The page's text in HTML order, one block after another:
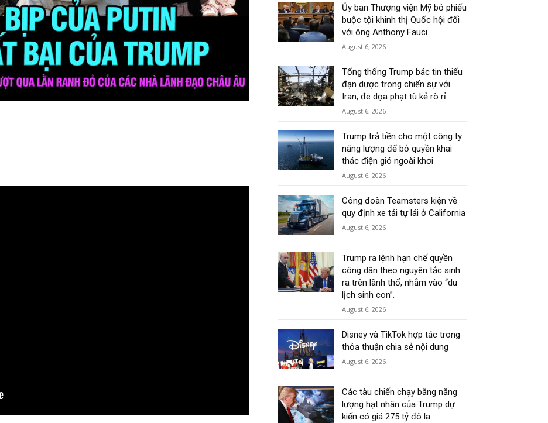
Ủy ban Thượng viện Mỹ bỏ phiếu
buộc tội khinh thị Quốc hội đối
với ông Anthony Fauci
August 6, 2026
Tổng thống Trump bác tin thiếu
đạn dược trong chiến sự với
Iran, đe dọa phạt tù kẻ rò rỉ
August 6, 2026
Trump trả tiền cho một công ty
năng lượng để bỏ quyền khai
thác điện gió ngoài khơi
August 6, 2026
Công đoàn Teamsters kiện về
quy định xe tải tự lái ở California
August 6, 2026
Trump ra lệnh hạn chế quyền
công dân theo nguyên tắc sinh
ra trên lãnh thổ, nhắm vào “du
lịch sinh con”.
August 6, 2026
Disney và TikTok hợp tác trong
thỏa thuận chia sẻ nội dung
August 6, 2026
Các tàu chiến chạy bằng năng
lượng hạt nhân của Trump dự
kiến có giá 275 tỷ đô la